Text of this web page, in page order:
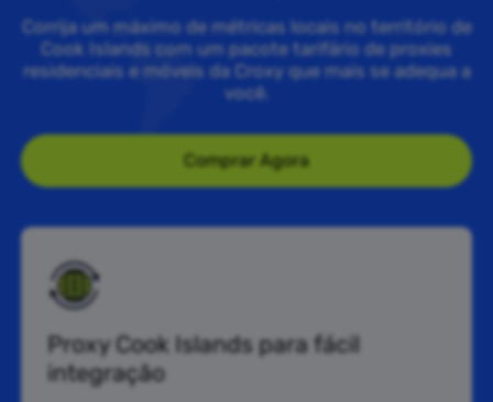
Corrija um máximo de métricas locais no território de
Cook Islands com um pacote tarifário de proxies
residenciais e móveis da Croxy que mais se adequa a
você.
Comprar Agora
Proxy Cook Islands para fácil
integração